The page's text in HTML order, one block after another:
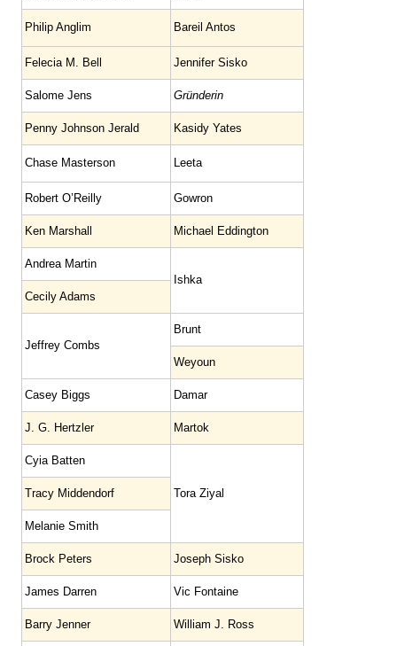
Philip Anglim Bareil Antos
Felecia M. Bell Jennifer Sisko
Salome Jens Gründerin
Penny Johnson Jerald Kasidy Yates
Chase Masterson Leeta
Robert O’Reilly Gowron
Ken Marshall Michael Eddington
Andrea Martin
Ishka
Cecily Adams
Jeffrey Combs
Brunt
Weyoun
Casey Biggs Damar
J. G. Hertzler Martok
Cyia Batten
Tora Ziyal
Tracy Middendorf
Melanie Smith
Brock Peters Joseph Sisko
James Darren Vic Fontaine
Barry Jenner William J. Ross